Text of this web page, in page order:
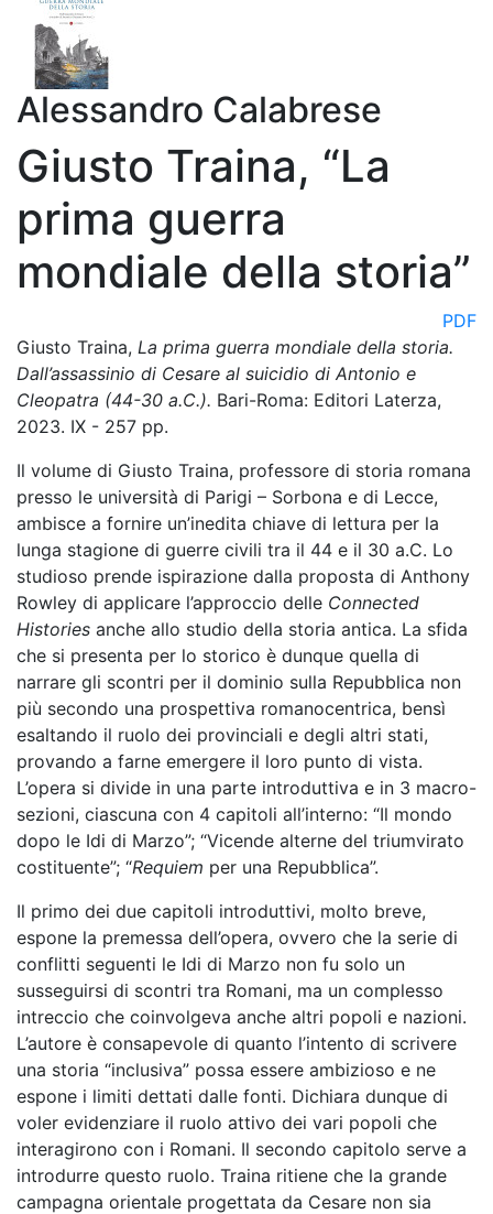
Alessandro Calabrese
Giusto Traina, “La
prima guerra
mondiale della storia”
PDF
Giusto Traina, La prima guerra mondiale della storia.
Dall’assassinio di Cesare al suicidio di Antonio e
Cleopatra (44-30 a.C.). Bari-Roma: Editori Laterza,
2023. IX - 257 pp.
Il volume di Giusto Traina, professore di storia romana
presso le università di Parigi – Sorbona e di Lecce,
ambisce a fornire un’inedita chiave di lettura per la
lunga stagione di guerre civili tra il 44 e il 30 a.C. Lo
studioso prende ispirazione dalla proposta di Anthony
Rowley di applicare l’approccio delle Connected
Histories anche allo studio della storia antica. La sfida
che si presenta per lo storico è dunque quella di
narrare gli scontri per il dominio sulla Repubblica non
più secondo una prospettiva romanocentrica, bensì
esaltando il ruolo dei provinciali e degli altri stati,
provando a farne emergere il loro punto di vista.
L’opera si divide in una parte introduttiva e in 3 macro-
sezioni, ciascuna con 4 capitoli all’interno: “Il mondo
dopo le Idi di Marzo”; “Vicende alterne del triumvirato
costituente”; “Requiem per una Repubblica”.
Il primo dei due capitoli introduttivi, molto breve,
espone la premessa dell’opera, ovvero che la serie di
conflitti seguenti le Idi di Marzo non fu solo un
susseguirsi di scontri tra Romani, ma un complesso
intreccio che coinvolgeva anche altri popoli e nazioni.
L’autore è consapevole di quanto l’intento di scrivere
una storia “inclusiva” possa essere ambizioso e ne
espone i limiti dettati dalle fonti. Dichiara dunque di
voler evidenziare il ruolo attivo dei vari popoli che
interagirono con i Romani. Il secondo capitolo serve a
introdurre questo ruolo. Traina ritiene che la grande
campagna orientale progettata da Cesare non sia